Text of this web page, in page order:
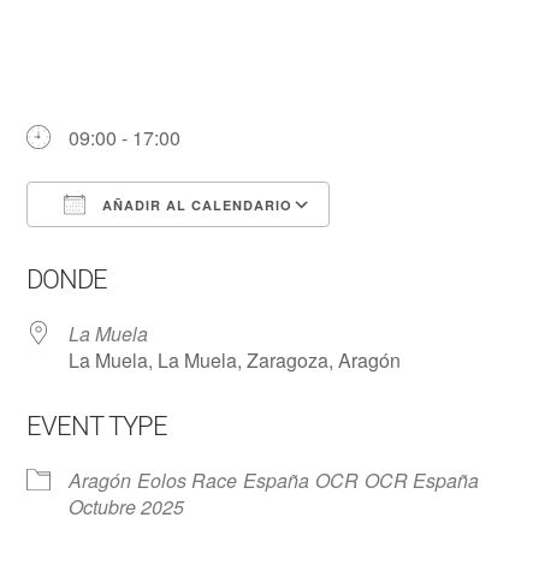
09:00 - 17:00
AÑADIR AL CALENDARIO
DONDE
La Muela
La Muela, La Muela, Zaragoza, Aragón
EVENT TYPE
Aragón Eolos Race España OCR OCR España
Octubre 2025